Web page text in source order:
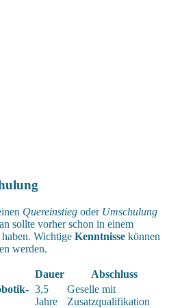
Quereinstieg oder Umschulung
sollte vorher schon in einem
Wichtige Kenntnisse können
werden.
Dauer
Abschluss
3,5
Jahre
Geselle mit
Zusatzqualifikation